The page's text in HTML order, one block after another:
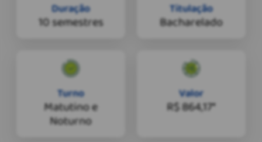
Duração
10 semestres
Titulação
Bacharelado
Turno
Matutino e
Noturno
Valor
R$ 864,17*